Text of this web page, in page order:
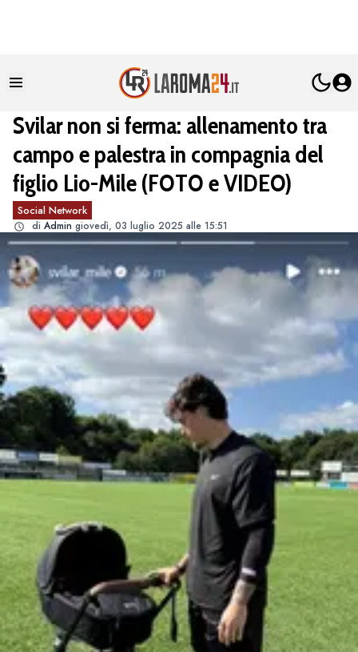
Svilar non si ferma: allenamento tra
campo e palestra in compagnia del
figlio Lio-Mile (FOTO e VIDEO)
Social Network
di Admin giovedì, 03 luglio 2025 alle 15:51